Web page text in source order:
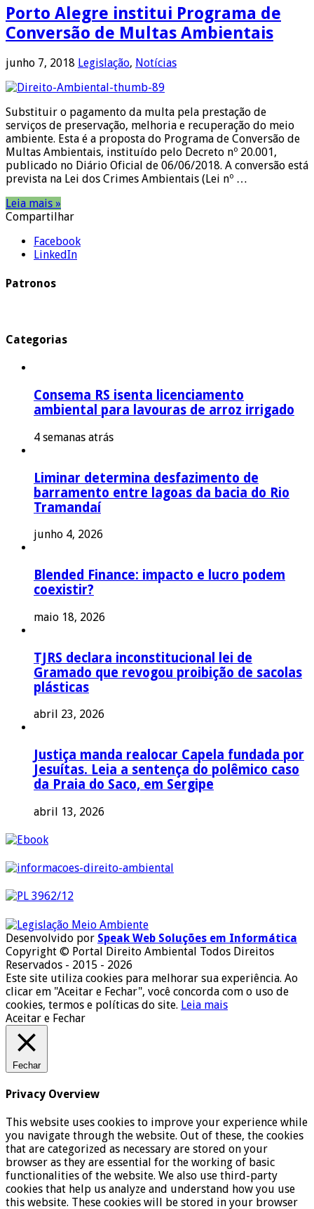
Porto Alegre institui Programa de
Conversão de Multas Ambientais
junho 7, 2018 Legislação, Notícias
Substituir o pagamento da multa pela prestação de
serviços de preservação, melhoria e recuperação do meio
ambiente. Esta é a proposta do Programa de Conversão de
Multas Ambientais, instituído pelo Decreto nº 20.001,
publicado no Diário Oficial de 06/06/2018. A conversão está
prevista na Lei dos Crimes Ambientais (Lei nº …
Leia mais »
Compartilhar
Facebook
LinkedIn
Patronos
Categorias
Consema RS isenta licenciamento
ambiental para lavouras de arroz irrigado
4 semanas atrás
Liminar determina desfazimento de
barramento entre lagoas da bacia do Rio
Tramandaí
junho 4, 2026
Blended Finance: impacto e lucro podem
coexistir?
maio 18, 2026
TJRS declara inconstitucional lei de
Gramado que revogou proibição de sacolas
plásticas
abril 23, 2026
Justiça manda realocar Capela fundada por
Jesuítas. Leia a sentença do polêmico caso
da Praia do Saco, em Sergipe
abril 13, 2026
Desenvolvido por Speak Web Soluções em Informática
Copyright © Portal Direito Ambiental Todos Direitos
Reservados - 2015 - 2026
Este site utiliza cookies para melhorar sua experiência. Ao
clicar em "Aceitar e Fechar", você concorda com o uso de
cookies, termos e políticas do site. Leia mais
Aceitar e Fechar
Fechar
Privacy Overview
This website uses cookies to improve your experience while
you navigate through the website. Out of these, the cookies
that are categorized as necessary are stored on your
browser as they are essential for the working of basic
functionalities of the website. We also use third-party
cookies that help us analyze and understand how you use
this website. These cookies will be stored in your browser